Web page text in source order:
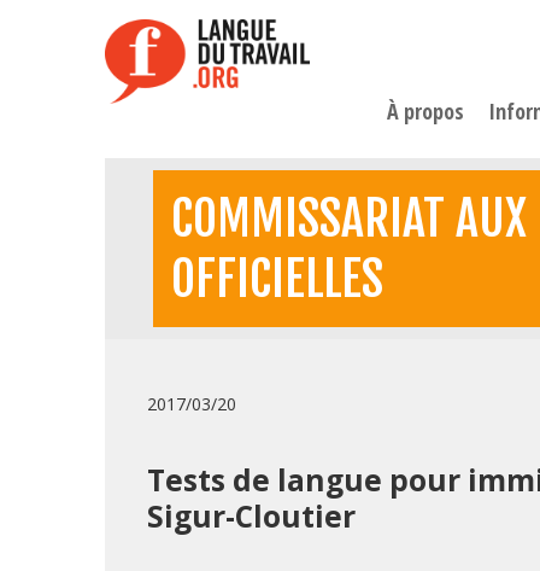
À propos
COMMISSARIAT
OFFICIELLES
2017/03/20
Tests de langue pour
Sigur-Cloutier